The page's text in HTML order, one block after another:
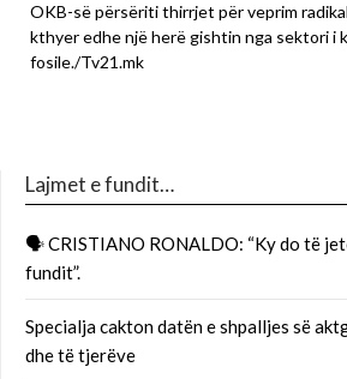
OKB-së përsëriti thirrjet për veprim
kthyer edhe një herë gishtin nga sektori i
fosile./Tv21.mk
Lajmet e fundit…
🗣 CRISTIANO RONALDO: “Ky do të
fundit”.
Specialja cakton datën e shpalljes së
dhe të tjerëve